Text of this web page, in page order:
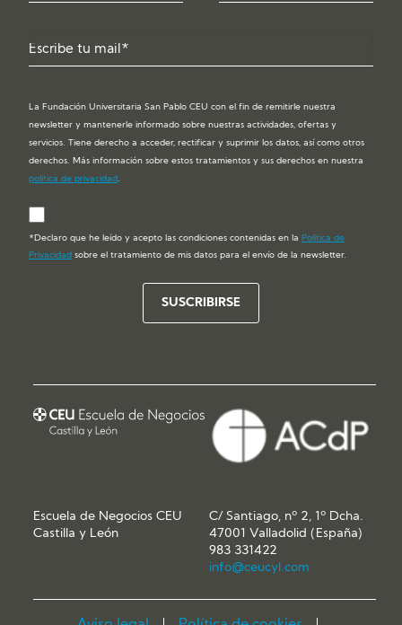
La Fundación Universitaria San Pablo CEU con el fin de remitirle nuestra
newsletter y mantenerle informado sobre nuestras actividades, ofertas y
servicios. Tiene derecho a acceder, rectificar y suprimir los datos, así como otros
derechos. Más información sobre estos tratamientos y sus derechos en nuestra
política de privacidad.
*Declaro que he leído y acepto las condiciones contenidas en la Política de
Privacidad sobre el tratamiento de mis datos para el envío de la newsletter.
Escuela de Negocios CEU
Castilla y León
C/ Santiago, nº 2, 1º Dcha.
47001 Valladolid (España)
983 331422
info@ceucyl.com